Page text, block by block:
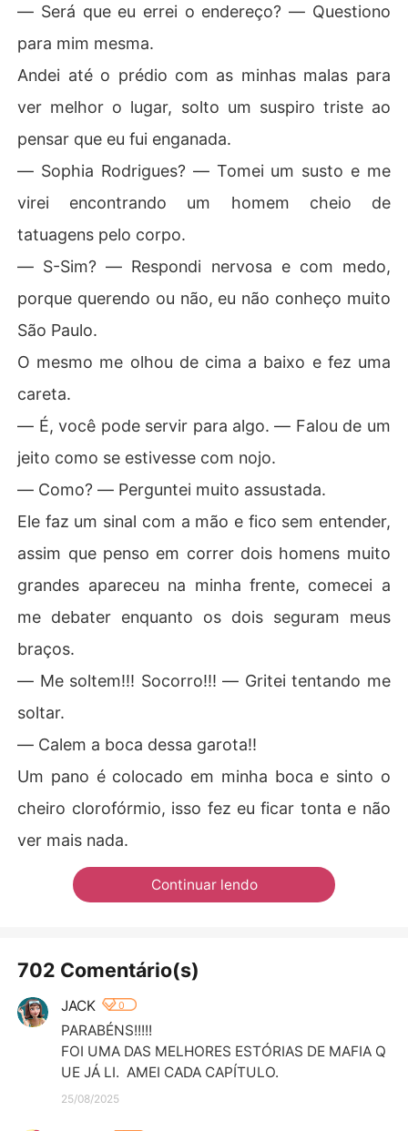
― Será que eu errei o endereço? ― Questiono
para mim mesma.
Andei até o prédio com as minhas malas para
ver melhor o lugar, solto um suspiro triste ao
pensar que eu fui enganada.
― Sophia Rodrigues? ― Tomei um susto e me
virei encontrando um homem cheio de
tatuagens pelo corpo.
― S-Sim? ― Respondi nervosa e com medo,
porque querendo ou não, eu não conheço muito
São Paulo.
O mesmo me olhou de cima a baixo e fez uma
careta.
― É, você pode servir para algo. ― Falou de um
jeito como se estivesse com nojo.
― Como? ― Perguntei muito assustada.
Ele faz um sinal com a mão e fico sem entender,
assim que penso em correr dois homens muito
grandes apareceu na minha frente, comecei a
me debater enquanto os dois seguram meus
braços.
― Me soltem!!! Socorro!!! ― Gritei tentando me
soltar.
― Calem a boca dessa garota!!
Um pano é colocado em minha boca e sinto o
cheiro clorofórmio, isso fez eu ficar tonta e não
ver mais nada.
Continuar lendo
702 Comentário(s)
JACK 0
PARABÉNS!!!!!
FOI UMA DAS MELHORES ESTÓRIAS DE MAFIA Q
UE JÁ LI.  AMEI CADA CAPÍTULO.
25/08/2025